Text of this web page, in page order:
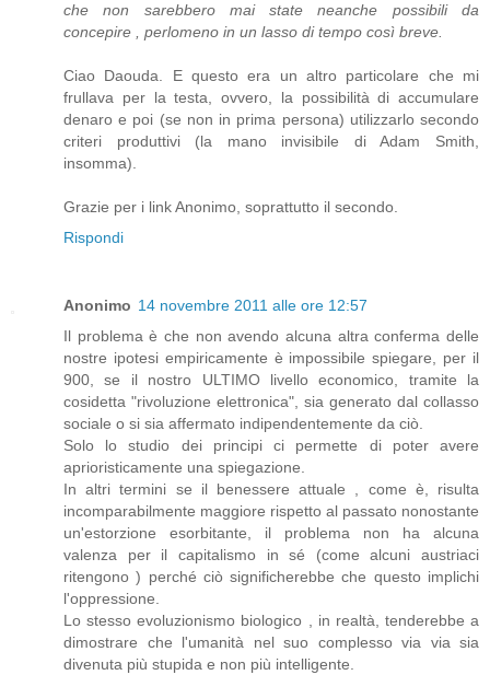
che non sarebbero mai state neanche possibili da
concepire , perlomeno in un lasso di tempo così breve.
Ciao Daouda. E questo era un altro particolare che mi
frullava per la testa, ovvero, la possibilità di accumulare
denaro e poi (se non in prima persona) utilizzarlo secondo
criteri produttivi (la mano invisibile di Adam Smith,
insomma).
Grazie per i link Anonimo, soprattutto il secondo.
Rispondi
Anonimo 14 novembre 2011 alle ore 12:57
Il problema è che non avendo alcuna altra conferma delle
nostre ipotesi empiricamente è impossibile spiegare, per il
900, se il nostro ULTIMO livello economico, tramite la
cosidetta "rivoluzione elettronica", sia generato dal collasso
sociale o si sia affermato indipendentemente da ciò.
Solo lo studio dei principi ci permette di poter avere
aprioristicamente una spiegazione.
In altri termini se il benessere attuale , come è, risulta
incomparabilmente maggiore rispetto al passato nonostante
un'estorzione esorbitante, il problema non ha alcuna
valenza per il capitalismo in sé (come alcuni austriaci
ritengono ) perché ciò significherebbe che questo implichi
l'oppressione.
Lo stesso evoluzionismo biologico , in realtà, tenderebbe a
dimostrare che l'umanità nel suo complesso via via sia
divenuta più stupida e non più intelligente.